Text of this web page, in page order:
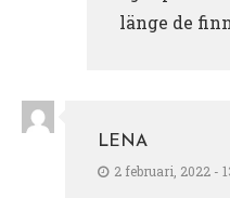
länge de
LENA
2 februari, 2022 -